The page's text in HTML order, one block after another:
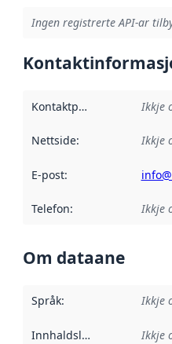
Ingen registrerte API-ar
Kontaktpunkt Ikkje
Nettside: Ikkje
E-post:
Telefon: Ikkje
Om dataane
Språk: Ikkje
Innhaldsleverandørar :
Ikkje